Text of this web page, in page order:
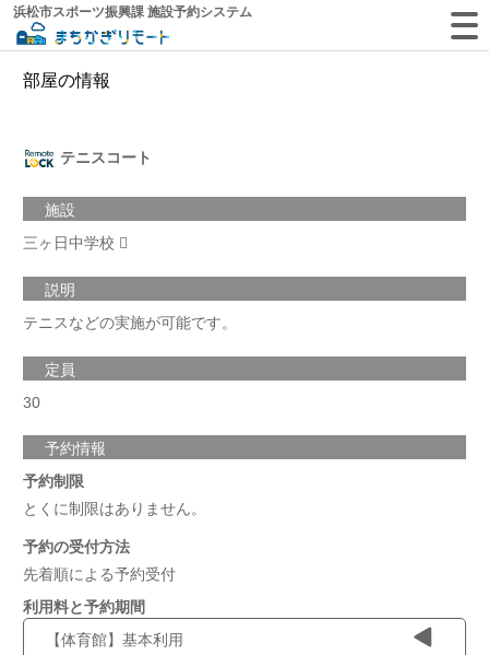
浜松市スポーツ振興課 施設予約システム
部屋の情報
テニスコート
施設
三ヶ日中学校
説明
テニスなどの実施が可能です。
定員
30
予約情報
予約制限
とくに制限はありません。
予約の受付方法
先着順による予約受付
利用料と予約期間
【体育館】基本利用